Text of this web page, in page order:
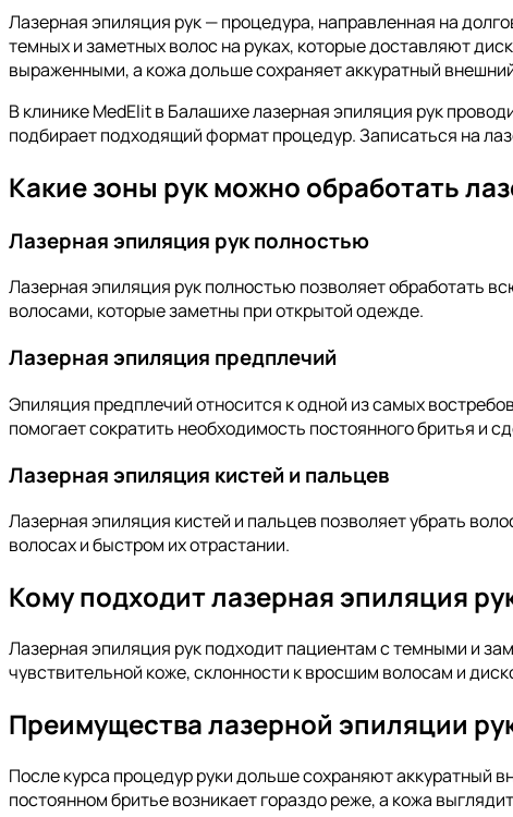
Лазерная эпиляция рук — процедура, направленная на
темных и заметных волос на руках, которые доставляют
выраженными, а кожа дольше сохраняет аккуратный
В клинике MedElit в Балашихе лазерная эпиляция рук
подбирает подходящий формат процедур. Записаться на
Какие зоны рук можно обработать
Лазерная эпиляция рук полностью
Лазерная эпиляция рук полностью позволяет обработать
волосами, которые заметны при открытой одежде.
Лазерная эпиляция предплечий
Эпиляция предплечий относится к одной из самых
помогает сократить необходимость постоянного бритья и
Лазерная эпиляция кистей и пальцев
Лазерная эпиляция кистей и пальцев позволяет убрать
волосах и быстром их отрастании.
Кому подходит лазерная эпиляция
Лазерная эпиляция рук подходит пациентам с темными и
чувствительной коже, склонности к вросшим волосам и
Преимущества лазерной эпиляции
После курса процедур руки дольше сохраняют аккуратный
постоянном бритье возникает гораздо реже, а кожа